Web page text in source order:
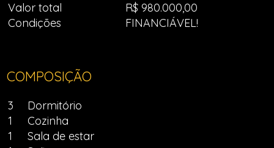
Valor total
R$ 980.000,00
Condições
FINANCIÁVEL!
COMPOSIÇÃO
3
Dormitório
1
Cozinha
1
Sala de estar